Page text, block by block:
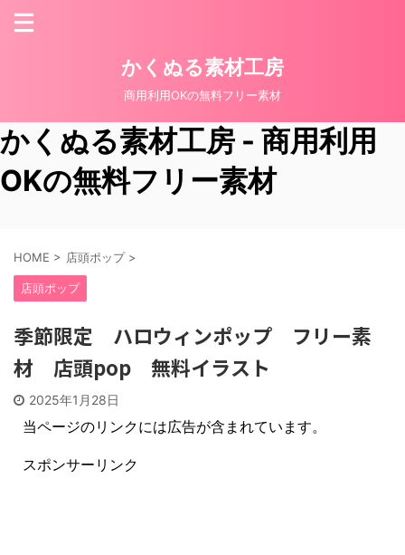
かくぬる素材工房
商用利用OKの無料フリー素材
かくぬる素材工房 - 商用利用
OKの無料フリー素材
HOME > 店頭ポップ >
店頭ポップ
季節限定 ハロウィンポップ フリー素
材 店頭pop 無料イラスト
2025年1月28日
当ページのリンクには広告が含まれています。
スポンサーリンク